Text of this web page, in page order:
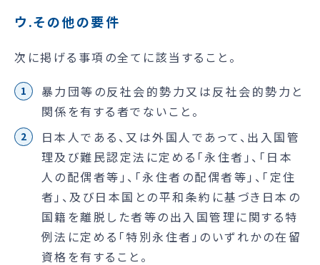
ウ.その他の要件
次に掲げる事項の全てに該当すること。
暴力団等の反社会的勢力又は反社会的勢力と
関係を有する者でないこと。
日本人である、又は外国人であって、出入国管
理及び難民認定法に定める「永住者」、「日本
人の配偶者等」、「永住者の配偶者等」、「定住
者」、及び日本国との平和条約に基づき日本の
国籍を離脱した者等の出入国管理に関する特
例法に定める「特別永住者」のいずれかの在留
資格を有すること。